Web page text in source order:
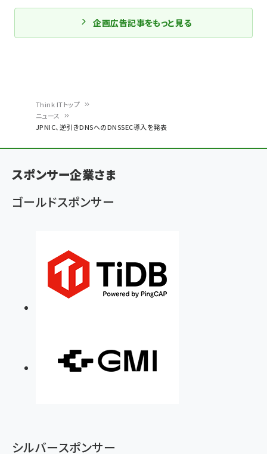
ン
く
ず
Think ITトップ
ニュース
JPNIC、逆引きDNSへのDNSSEC導入を発表
企画広告記事をもっと見る
スポンサー企業さま
ゴールドスポンサー
シルバースポンサー